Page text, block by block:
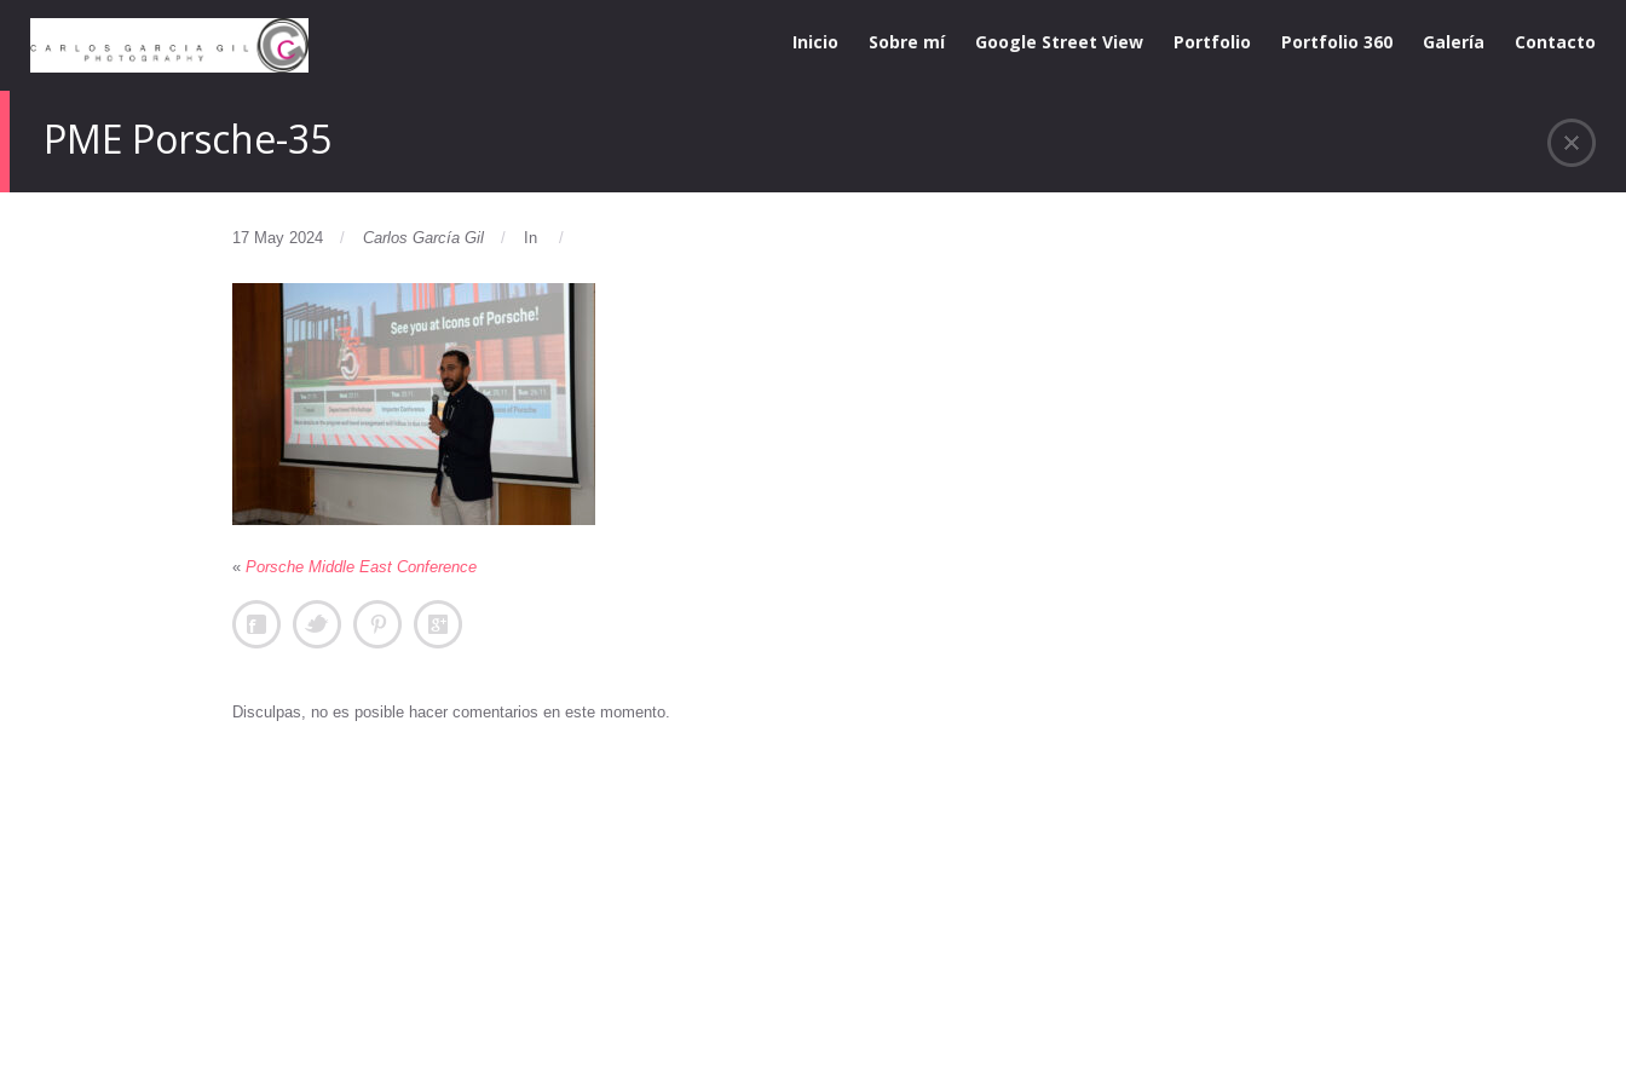
Inicio Sobre mí Google Street View Portfolio Portfolio 360 Galería Contacto
PME Porsche-35
17 May 2024 Carlos García Gil In
« Porsche Middle East Conference
Disculpas, no es posible hacer comentarios en este momento.